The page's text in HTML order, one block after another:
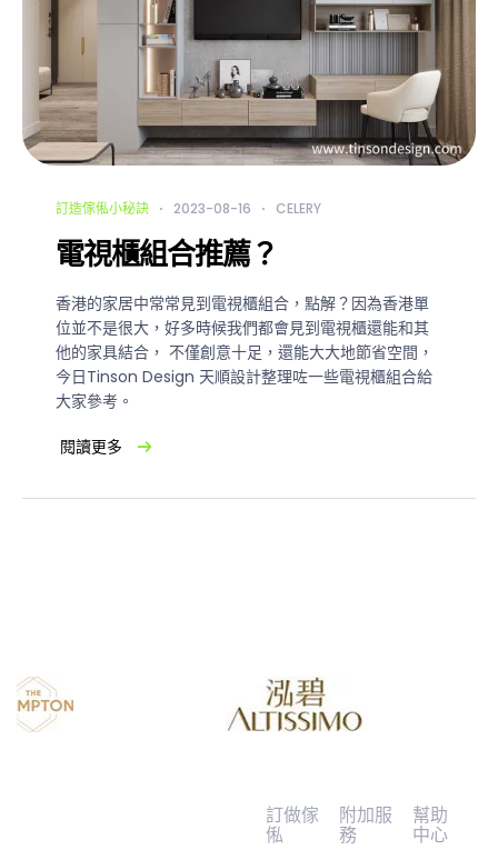
訂造傢俬小秘訣 2023-08-16 CELERY
電視櫃組合推薦？
香港的家居中常常見到電視櫃組合，點解？因為香港單
位並不是很大，好多時候我們都會見到電視櫃還能和其
他的家具結合， 不僅創意十足，還能大大地節省空間，
今日Tinson Design 天順設計整理咗一些電視櫃組合給
大家參考。
閱讀更多
訂做傢
俬
附加服
務
幫助
中心